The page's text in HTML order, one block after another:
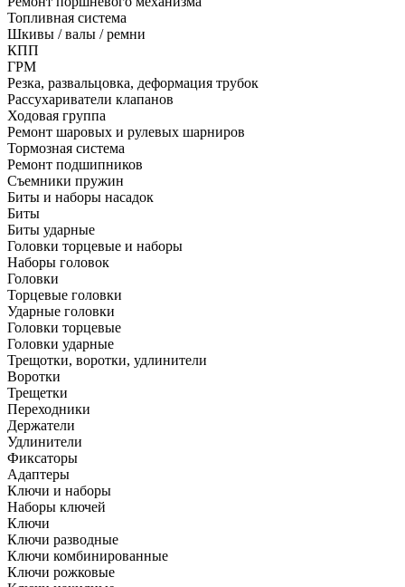
Топливная система
Шкивы / валы / ремни
КПП
ГРМ
Резка, развальцовка, деформация трубок
Рассухариватели клапанов
Ходовая группа
Ремонт шаровых и рулевых шарниров
Тормозная система
Ремонт подшипников
Съемники пружин
Биты и наборы насадок
Биты
Биты ударные
Головки торцевые и наборы
Наборы головок
Головки
Торцевые головки
Ударные головки
Головки торцевые
Головки ударные
Трещотки, воротки, удлинители
Воротки
Трещетки
Переходники
Держатели
Удлинители
Фиксаторы
Адаптеры
Ключи и наборы
Наборы ключей
Ключи
Ключи разводные
Ключи комбинированные
Ключи рожковые